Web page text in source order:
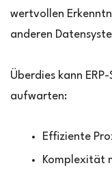
wertvollen
anderen
Überdies kann
aufwarten:
Effiziente
Komplexität